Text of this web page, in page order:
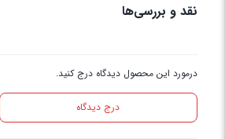
نقد و بررسی‌ها
درمورد این محصول دیدگاه درج کنید.
درج دیدگاه